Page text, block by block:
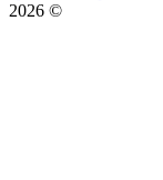
2026 ©